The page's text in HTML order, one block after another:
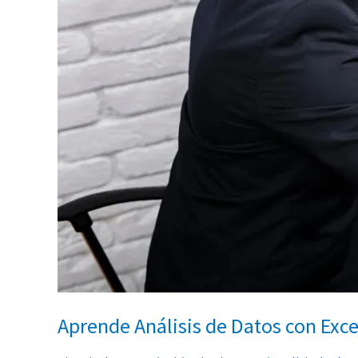
Aprende Análisis de Datos con